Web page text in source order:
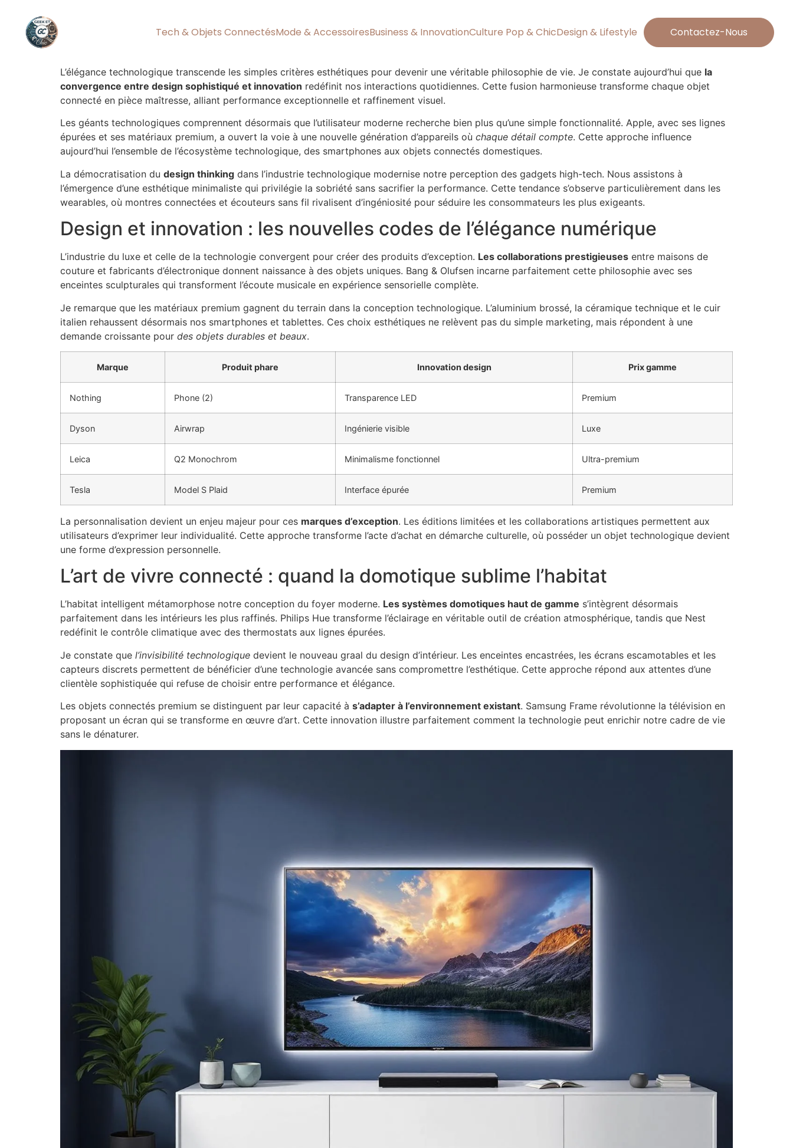
Tech & Objets ConnectésMode & AccessoiresBusiness & InnovationCulture Pop & ChicDesign & Lifestyle Contactez-Nous
L’élégance technologique transcende les simples critères esthétiques pour devenir une véritable philosophie de vie. Je constate aujourd’hui que la
convergence entre design sophistiqué et innovation redéfinit nos interactions quotidiennes. Cette fusion harmonieuse transforme chaque objet
connecté en pièce maîtresse, alliant performance exceptionnelle et raffinement visuel.
Les géants technologiques comprennent désormais que l’utilisateur moderne recherche bien plus qu’une simple fonctionnalité. Apple, avec ses lignes
épurées et ses matériaux premium, a ouvert la voie à une nouvelle génération d’appareils où chaque détail compte. Cette approche influence
aujourd’hui l’ensemble de l’écosystème technologique, des smartphones aux objets connectés domestiques.
La démocratisation du design thinking dans l’industrie technologique modernise notre perception des gadgets high-tech. Nous assistons à
l’émergence d’une esthétique minimaliste qui privilégie la sobriété sans sacrifier la performance. Cette tendance s’observe particulièrement dans les
wearables, où montres connectées et écouteurs sans fil rivalisent d’ingéniosité pour séduire les consommateurs les plus exigeants.
Design et innovation : les nouvelles codes de l’élégance numérique
L’industrie du luxe et celle de la technologie convergent pour créer des produits d’exception. Les collaborations prestigieuses entre maisons de
couture et fabricants d’électronique donnent naissance à des objets uniques. Bang & Olufsen incarne parfaitement cette philosophie avec ses
enceintes sculpturales qui transforment l’écoute musicale en expérience sensorielle complète.
Je remarque que les matériaux premium gagnent du terrain dans la conception technologique. L’aluminium brossé, la céramique technique et le cuir
italien rehaussent désormais nos smartphones et tablettes. Ces choix esthétiques ne relèvent pas du simple marketing, mais répondent à une
demande croissante pour des objets durables et beaux.
Marque Produit phare Innovation design Prix gamme
Nothing Phone (2) Transparence LED Premium
Dyson Airwrap Ingénierie visible Luxe
Leica Q2 Monochrom Minimalisme fonctionnel Ultra-premium
Tesla Model S Plaid Interface épurée Premium
La personnalisation devient un enjeu majeur pour ces marques d’exception. Les éditions limitées et les collaborations artistiques permettent aux
utilisateurs d’exprimer leur individualité. Cette approche transforme l’acte d’achat en démarche culturelle, où posséder un objet technologique devient
une forme d’expression personnelle.
L’art de vivre connecté : quand la domotique sublime l’habitat
L’habitat intelligent métamorphose notre conception du foyer moderne. Les systèmes domotiques haut de gamme s’intègrent désormais
parfaitement dans les intérieurs les plus raffinés. Philips Hue transforme l’éclairage en véritable outil de création atmosphérique, tandis que Nest
redéfinit le contrôle climatique avec des thermostats aux lignes épurées.
Je constate que l’invisibilité technologique devient le nouveau graal du design d’intérieur. Les enceintes encastrées, les écrans escamotables et les
capteurs discrets permettent de bénéficier d’une technologie avancée sans compromettre l’esthétique. Cette approche répond aux attentes d’une
clientèle sophistiquée qui refuse de choisir entre performance et élégance.
Les objets connectés premium se distinguent par leur capacité à s’adapter à l’environnement existant. Samsung Frame révolutionne la télévision en
proposant un écran qui se transforme en œuvre d’art. Cette innovation illustre parfaitement comment la technologie peut enrichir notre cadre de vie
sans le dénaturer.